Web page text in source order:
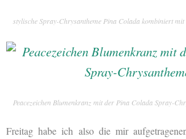
stylische Spray-Chrysantheme Pina Colada kombiniert
Peacezeichen Blumenkranz mit der Pina Colada Spray-
Freitag habe ich also die mir